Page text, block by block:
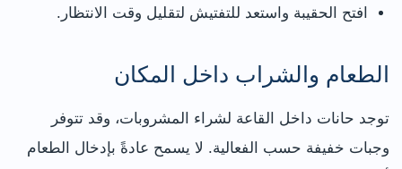
افتح الحقيبة واستعد للتفتيش لتقليل وقت الانتظار.
الطعام والشراب داخل المكان
توجد حانات داخل القاعة لشراء المشروبات، وقد تتوفر
وجبات خفيفة حسب الفعالية. لا يسمح عادةً بإدخال الطعام